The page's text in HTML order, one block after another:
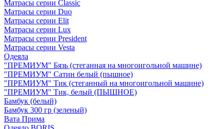
Матрасы серии Classic
Матрасы серии Duo
Матрасы серии Elit
Матрасы серии Lux
Матрасы серии President
Матрасы серии Vesta
Одеяла
"ПРЕМИУМ" Бязь (стеганная на многоигольной машине)
"ПРЕМИУМ" Сатин белый (пышное)
"ПРЕМИУМ" Тик (стеганный на многоигольной машине)
"ПРЕМИУМ" Тик, белый (ПЫШНОЕ)
Бамбук (белый)
Бамбук 300 гр (зеленый)
Вата Прима